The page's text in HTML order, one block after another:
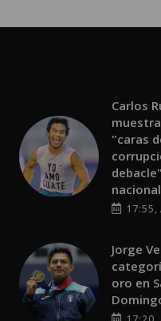
Carlos
"caras
nacional
17:55,
Jorge
oro en